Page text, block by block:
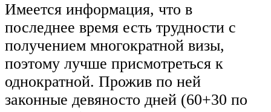
Имеется информация, что в
последнее время есть трудности с
получением многократной визы,
поэтому лучше присмотреться к
однократной. Прожив по ней
законные девяносто дней (60+30 по